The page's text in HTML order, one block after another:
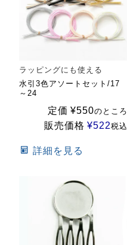
ラッピングにも使える
水引3色アソートセット/17
～24
定価 ¥550のところ
販売価格 ¥522税込
詳細を見る